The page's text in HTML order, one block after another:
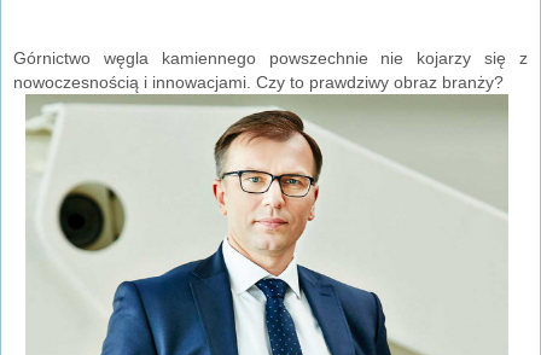
Górnictwo węgla kamiennego powszechnie nie kojarzy się z
nowoczesnością i innowacjami. Czy to prawdziwy obraz branży?